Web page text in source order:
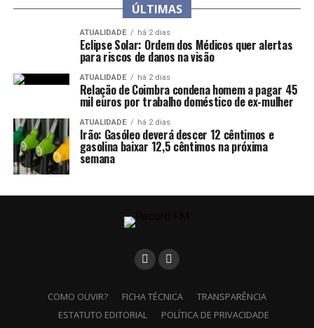
ÚLTIMAS
ATUALIDADE há 2 dias
Eclipse Solar: Ordem dos Médicos quer alertas
para riscos de danos na visão
ATUALIDADE há 2 dias
Relação de Coimbra condena homem a pagar 45
mil euros por trabalho doméstico de ex-mulher
ATUALIDADE há 2 dias
Irão: Gasóleo deverá descer 12 cêntimos e
gasolina baixar 12,5 cêntimos na próxima
semana
COMO OUVIR? FICHA TÉCNICA
TRANSPARÊNCIA
ESTATUTO EDITORIAL
POLÍTICA DE PRIVACIDADE